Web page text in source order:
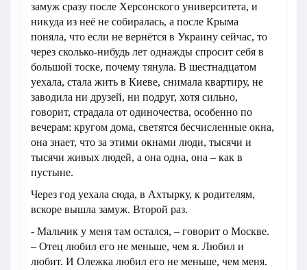
замуж сразу после Херсонского университета, и
никуда из неё не собиралась, а после Крыма
поняла, что если не вернётся в Украину сейчас, то
через сколько-нибудь лет однажды спросит себя в
большой тоске, почему тянула. В шестнадцатом
уехала, стала жить в Киеве, снимала квартиру, не
заводила ни друзей, ни подруг, хотя сильно,
говорит, страдала от одиночества, особенно по
вечерам: кругом дома, светятся бесчисленные окна,
она знает, что за этими окнами люди, тысячи и
тысячи живых людей, а она одна, она – как в
пустыне.
Через год уехала сюда, в Ахтырку, к родителям,
вскоре вышла замуж. Второй раз.
- Мальчик у меня там остался, – говорит о Москве.
– Отец любил его не меньше, чем я. Любил и
любит. И Олежка любил его не меньше, чем меня.